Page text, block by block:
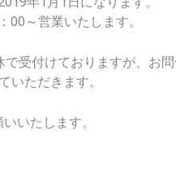
00～営業いたします。
で受付けておりますが、お
いただきます。
いたします。